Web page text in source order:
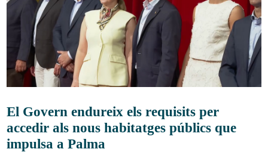
El Govern endureix els requisits per
accedir als nous habitatges públics que
impulsa a Palma